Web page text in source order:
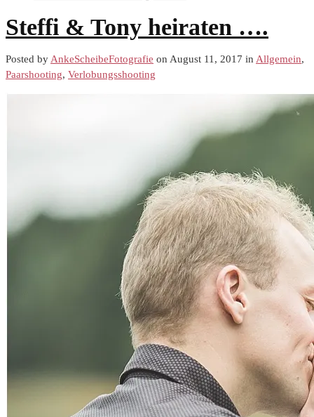
Steffi & Tony heiraten ….
Posted by AnkeScheibeFotografie on August 11, 2017 in Allgemein,
Paarshooting, Verlobungsshooting